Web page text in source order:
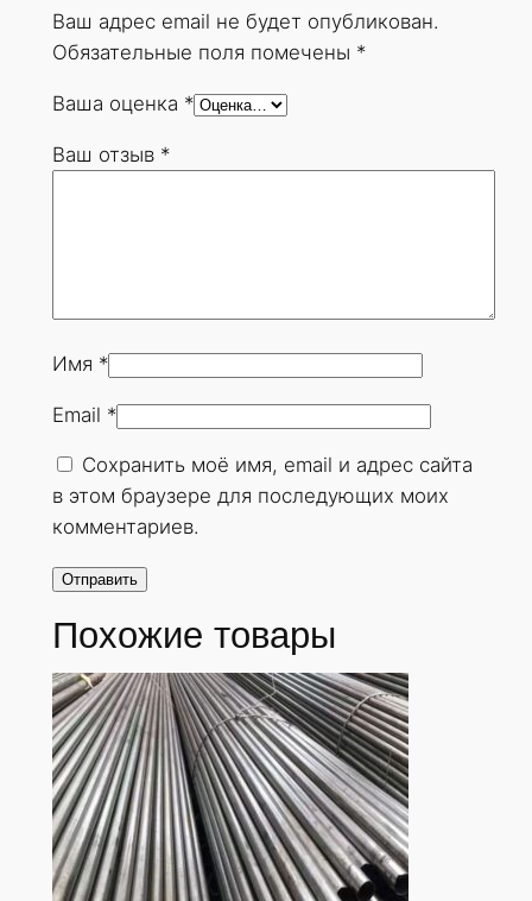
м
и
о
в
а
т
я
у
8
5
м
м
.
Г
О
С
Ваш адрес email не будет опубликован.
Обязательные поля помечены *
Ваша оценка *
Ваш отзыв *
Имя *
Email *
Сохранить моё имя, email и адрес сайта
в этом браузере для последующих моих
комментариев.
Похожие товары